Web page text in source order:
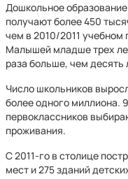
Дошкольное
получают более 450
чем в 2010/2011 учебном
Малышей младше трех
раза больше, чем десять
Число школьников
более одного миллиона.
первоклассников
проживания.
С 2011-го в столице
мест и 275 зданий